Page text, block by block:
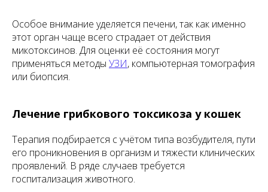
Особое внимание уделяется печени, так как именно
этот орган чаще всего страдает от действия
микотоксинов. Для оценки её состояния могут
применяться методы УЗИ, компьютерная томография
или биопсия.
Лечение грибкового токсикоза у кошек
Терапия подбирается с учётом типа возбудителя, пути
его проникновения в организм и тяжести клинических
проявлений. В ряде случаев требуется
госпитализация животного.